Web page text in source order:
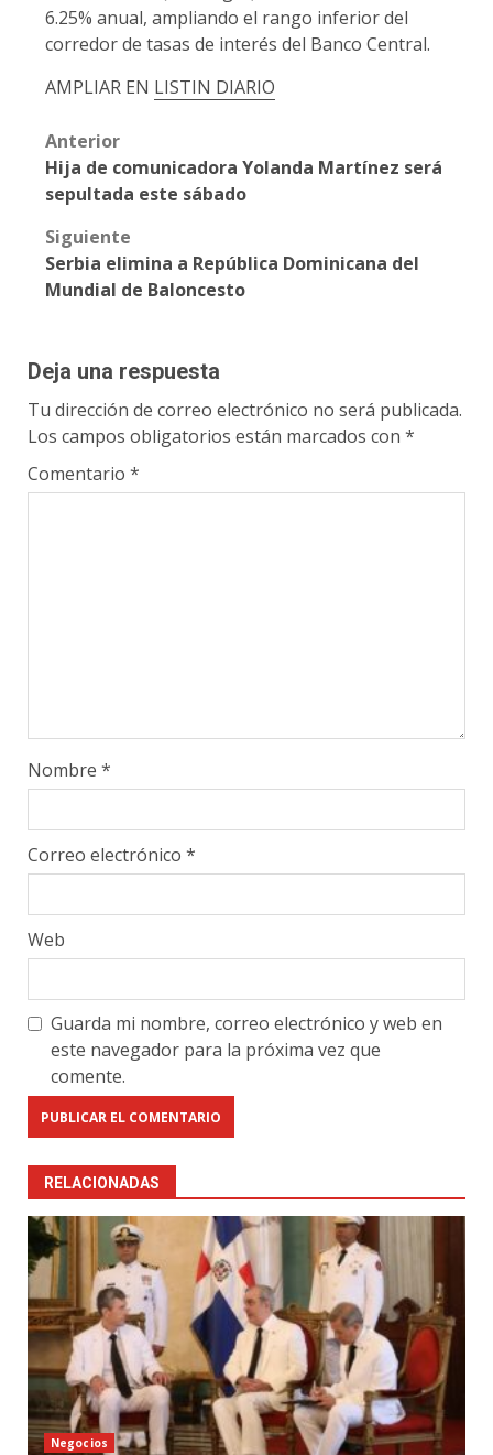
6.25% anual, ampliando el rango inferior del
corredor de tasas de interés del Banco Central.
AMPLIAR EN LISTIN DIARIO
Post
navigation
Anterior
Hija de comunicadora Yolanda Martínez será
sepultada este sábado
Siguiente
Serbia elimina a República Dominicana del
Mundial de Baloncesto
Deja una respuesta
Tu dirección de correo electrónico no será publicada.
Los campos obligatorios están marcados con *
Comentario *
Nombre *
Correo electrónico *
Web
Guarda mi nombre, correo electrónico y web en
este navegador para la próxima vez que
comente.
RELACIONADAS
Negocios